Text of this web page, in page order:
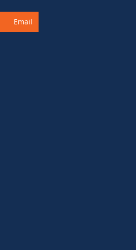
Email